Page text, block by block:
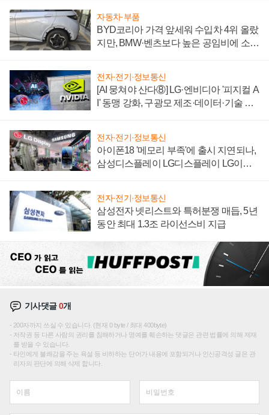
자동차·부품
BYD코리아 가격 앞세워 수입차 4위 올랐
지만, BMW·벤츠보다 높은 공임비에 소비
전자·전기·정보통신
[AI 뭉쳐야 산다⑧] LG·엔비디아 '피지컬 A
I' 동맹 강화, 구광모 제조·데이터·기술 결
전자·전기·정보통신
아이폰18 '메모리 부족'에 출시 지연되나,
삼성디스플레이 LG디스플레이 LG이노
전자·전기·정보통신
삼성전자 넷리스트와 특허분쟁 매듭, 5년
동안 최대 1.3조 라이선스비 지급
기사댓글0개
200자까지 쓰실 수 있습니다. (현재 0 byte / 최대 400byte)
저작권 등 다른 사람의 권리를 침해하거나 명예를 훼손하는 댓글은 관련 법률에 의해 제재
를 받을 수 있습니다.
타인에게 불쾌감을 주는 욕설 등 비하하는 단어가 내용에 포함되거나 인신공격성 글은 관
리자의 판단에 의해 삭제 합니다.